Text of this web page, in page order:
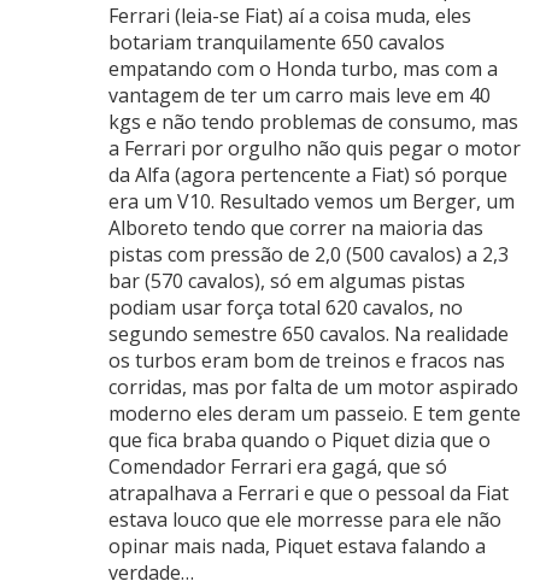
Ferrari (leia-se Fiat) aí a coisa muda, eles
botariam tranquilamente 650 cavalos
empatando com o Honda turbo, mas com a
vantagem de ter um carro mais leve em 40
kgs e não tendo problemas de consumo, mas
a Ferrari por orgulho não quis pegar o motor
da Alfa (agora pertencente a Fiat) só porque
era um V10. Resultado vemos um Berger, um
Alboreto tendo que correr na maioria das
pistas com pressão de 2,0 (500 cavalos) a 2,3
bar (570 cavalos), só em algumas pistas
podiam usar força total 620 cavalos, no
segundo semestre 650 cavalos. Na realidade
os turbos eram bom de treinos e fracos nas
corridas, mas por falta de um motor aspirado
moderno eles deram um passeio. E tem gente
que fica braba quando o Piquet dizia que o
Comendador Ferrari era gagá, que só
atrapalhava a Ferrari e que o pessoal da Fiat
estava louco que ele morresse para ele não
opinar mais nada, Piquet estava falando a
verdade…